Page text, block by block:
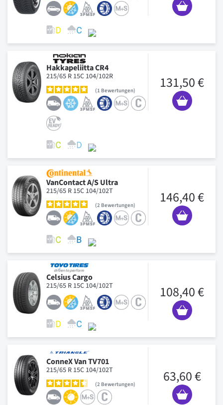
Hakkapeliitta CR4
215/65 R 15C 104/102R
1 Bewertungen 131,50 €
VanContact A/S Ultra
215/65 R 15C 104/102T
2 Bewertungen 146,40 €
Celsius Cargo
215/65 R 15C 104/102T 108,40 €
ConneX Van TV701
215/65 R 15C 104/102T
2 Bewertungen 63,60 €